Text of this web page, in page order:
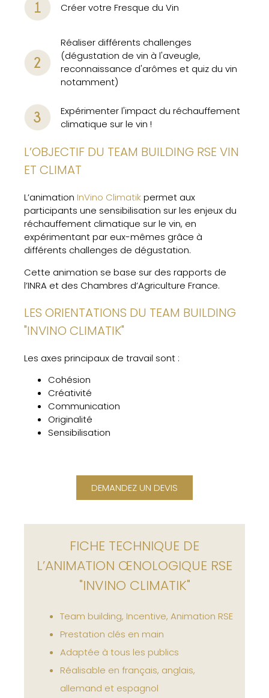
Créer votre Fresque du Vin
Réaliser différents challenges
(dégustation de vin à l'aveugle,
reconnaissance d'arômes et quiz du vin
notamment)
Expérimenter l'impact du réchauffement
climatique sur le vin !
L’OBJECTIF DU TEAM BUILDING RSE VIN
ET CLIMAT
L’animation InVino Climatikpermet aux
participants une sensibilisation sur les enjeux du
réchauffement climatique sur le vin, en
expérimentant par eux-mêmes grâce à
différents challenges de dégustation.
Cette animation se base sur des rapports de
l’INRA et des Chambres d’Agriculture France.
LES ORIENTATIONS DU TEAM BUILDING
"INVINO CLIMATIK"
Les axes principaux de travail sont :
Cohésion
Créativité
Communication
Originalité
Sensibilisation
DEMANDEZ UN DEVIS
FICHE TECHNIQUE DE
L’ANIMATION ŒNOLOGIQUE RSE
"INVINO CLIMATIK"
Team building, Incentive, Animation RSE
Prestation clés en main
Adaptée à tous les publics
Réalisable en français, anglais,
allemand et espagnol